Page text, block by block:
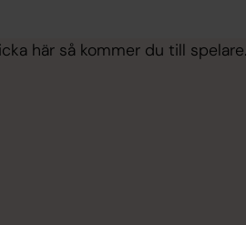
här så kommer du till